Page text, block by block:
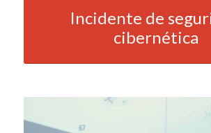
Incidente de
cibernética